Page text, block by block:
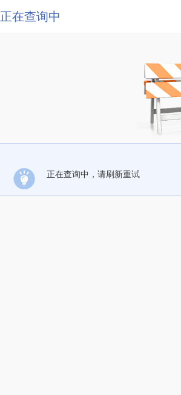
正在查询中
正在查询中，请刷新重试